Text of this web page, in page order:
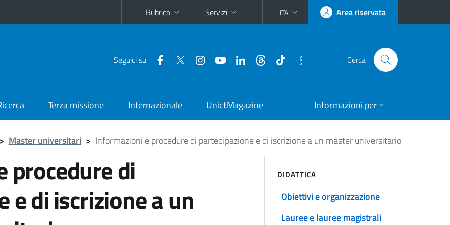
Rubrica Servizi ITA Area riservata
Seguici su Cerca
Terza missione Internazionale UnictMagazine Informazioni per
> Master universitari > Informazioni e procedure di partecipazione e di iscrizione a un master universitario
procedure di
e di iscrizione a un
DIDATTICA
Obiettivi e organizzazione
Lauree e lauree magistrali